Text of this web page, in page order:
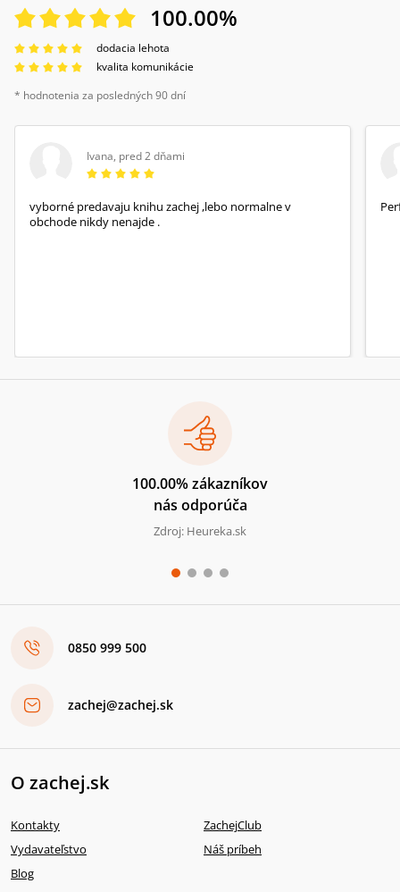
100.00%
dodacia lehota
kvalita komunikácie
* hodnotenia za posledných 90 dní
Ivana, pred 2 dňami
vyborné predavaju knihu zachej ,lebo normalne v
obchode nikdy nenajde .
100.00% zákazníkov
nás odporúča
Zdroj: Heureka.sk
0850 999 500
zachej@zachej.sk
O zachej.sk
Kontakty
ZachejClub
Vydavateľstvo
Náš príbeh
Blog